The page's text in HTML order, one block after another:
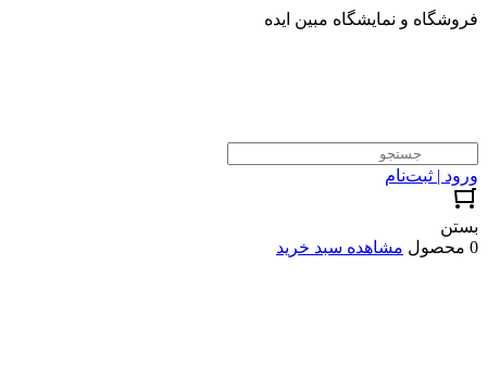
فروشگاه و نمایشگاه مبین ایده
ورود | ثبت‌نام
بستن
0 محصول
مشاهده سبد خرید